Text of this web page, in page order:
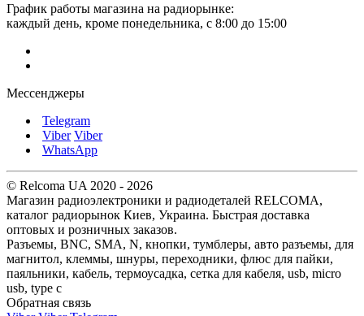
График работы магазина на радиорынке:
каждый день, кроме понедельника, с 8:00 до 15:00
Мессенджеры
Telegram
Viber Viber
WhatsApp
© Relcoma UA 2020 - 2026
Магазин радиоэлектроники и радиодеталей RELCOMA,
каталог радиорынок Киев, Украина. Быстрая доставка
оптовых и розничных заказов.
Разъемы, BNC, SMA, N, кнопки, тумблеры, авто разъемы, для
магнитол, клеммы, шнуры, переходники, флюс для пайки,
паяльники, кабель, термоусадка, сетка для кабеля, usb, micro
usb, type c
Обратная связь